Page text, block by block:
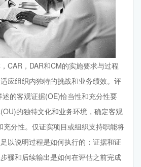
CAR，DAR和CM的实施要求与过程
应组织内独特的挑战和业务绩效。评
的客观证据(OE)恰当性和充分性要
的独特文化和业务环境，确定客观
充分性。仅证实项目或组织支持职能将
以说明过程是如何执行的；证据和证
骤和后续输出是如何在评估之前完成